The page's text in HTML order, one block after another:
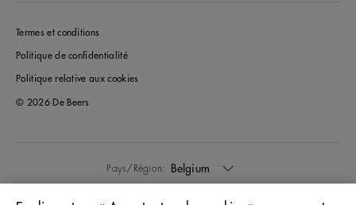
Termes et conditions
Politique de confidentialité
Politique relative aux cookies
© 2026 De Beers
Pays/Région: Belgium